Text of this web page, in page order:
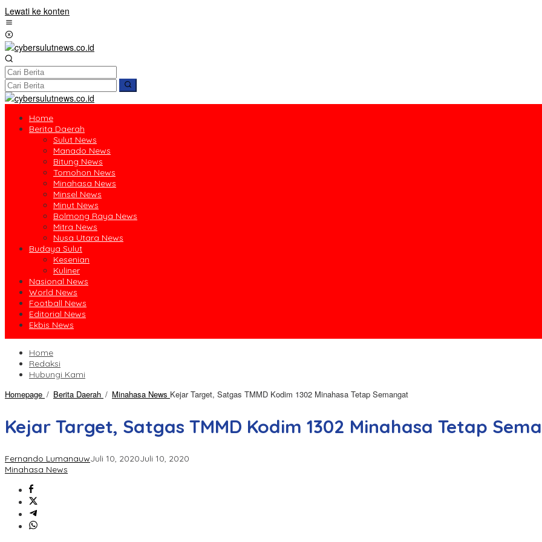
Lewati ke konten
Home
Berita Daerah
Sulut News
Manado News
Bitung News
Tomohon News
Minahasa News
Minsel News
Minut News
Bolmong Raya News
Mitra News
Nusa Utara News
Budaya Sulut
Kesenian
Kuliner
Nasional News
World News
Football News
Editorial News
Ekbis News
Home
Redaksi
Hubungi Kami
Homepage / Berita Daerah / Minahasa News Kejar Target, Satgas TMMD Kodim 1302 Minahasa Tetap Semangat
Kejar Target, Satgas TMMD Kodim 1302 Minahasa Tetap
Fernando LumanauwJuli 10, 2020Juli 10, 2020
Minahasa News